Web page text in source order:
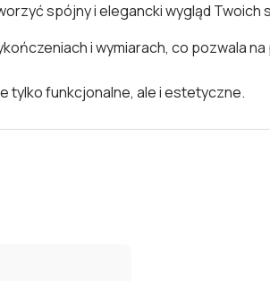
spójny i elegancki wygląd Twoich
i wymiarach, co pozwala
tylko funkcjonalne, ale i estetyczne.